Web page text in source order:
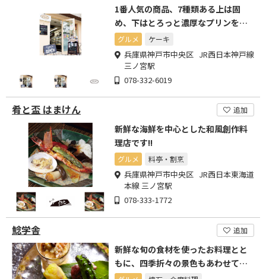
1番人気の商品、7種類ある上は固
め、下はとろっと濃厚なプリンをぜ
ひ一度ご賞味ください
グルメ ケーキ
兵庫県神戸市中央区 JR西日本神戸線
三ノ宮駅
078-332-6019
肴と盃 はまけん 追加
新鮮な海鮮を中心とした和風創作料
理店です!!
グルメ 料亭・割烹
兵庫県神戸市中央区 JR西日本東海道
本線 三ノ宮駅
078-333-1772
鯰学舎 追加
新鮮な旬の食材を使ったお料理とと
もに、四季折々の景色もあわせてお
楽しみいただけます。